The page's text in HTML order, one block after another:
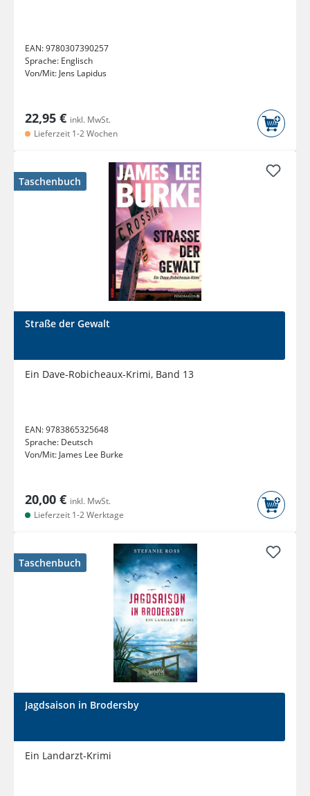
EAN:9780307390257
Sprache: Englisch
Von/Mit: Jens Lapidus
22,95 € inkl. MwSt.
Lieferzeit 1-2 Wochen
Taschenbuch
Straße der Gewalt
Ein Dave-Robicheaux-Krimi, Band 13
EAN:9783865325648
Sprache: Deutsch
Von/Mit: James Lee Burke
20,00 € inkl. MwSt.
Lieferzeit 1-2 Werktage
Taschenbuch
Jagdsaison in Brodersby
Ein Landarzt-Krimi